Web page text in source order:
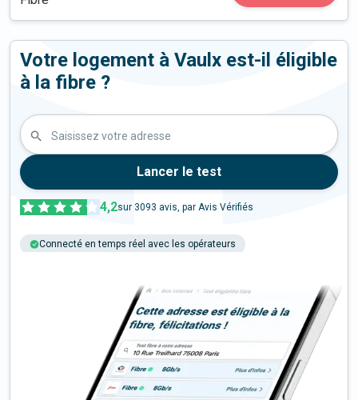
Votre logement à Vaulx est-il éligible
à la fibre ?
Saisissez votre adresse
Lancer le test
4,2sur 3093 avis, par Avis Vérifiés
Connecté en temps réel avec les opérateurs